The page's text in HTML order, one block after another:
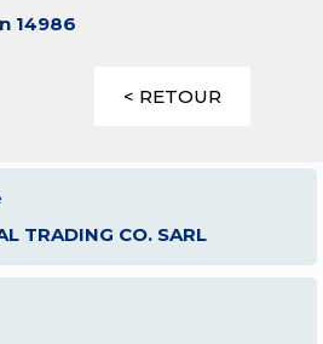
14986
< RETOUR
TRADING CO. SARL